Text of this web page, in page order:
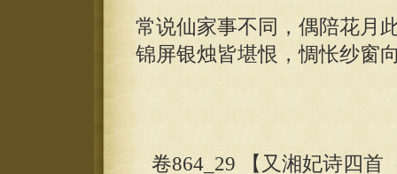
常说仙家事不同，偶陪花月
锦屏银烛皆堪恨，惆怅纱窗
卷864_29 【又湘妃诗四首